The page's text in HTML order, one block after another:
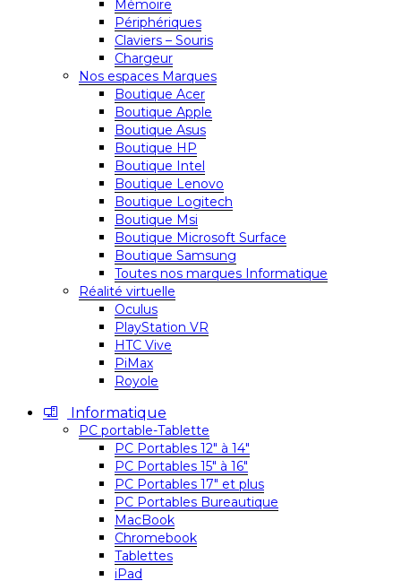
Mémoire
Périphériques
Claviers – Souris
Chargeur
Nos espaces Marques
Boutique Acer
Boutique Apple
Boutique Asus
Boutique HP
Boutique Intel
Boutique Lenovo
Boutique Logitech
Boutique Msi
Boutique Microsoft Surface
Boutique Samsung
Toutes nos marques Informatique
Réalité virtuelle
Oculus
PlayStation VR
HTC Vive
PiMax
Royole
Informatique
PC portable-Tablette
PC Portables 12″ à 14″
PC Portables 15″ à 16″
PC Portables 17″ et plus
PC Portables Bureautique
MacBook
Chromebook
Tablettes
iPad